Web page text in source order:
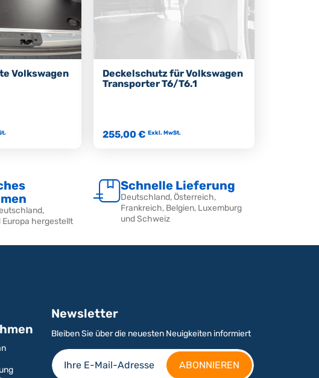
Volkswagen
Deckelschutz für Volkswagen
Transporter T6/T6.1
255,00 € Exkl. MwSt.
Europa hergestellt
Schnelle Lieferung
Deutschland, Österreich,
Frankreich, Belgien, Luxemburg
und Schweiz
Newsletter
Bleiben Sie über die neuesten Neuigkeiten informiert